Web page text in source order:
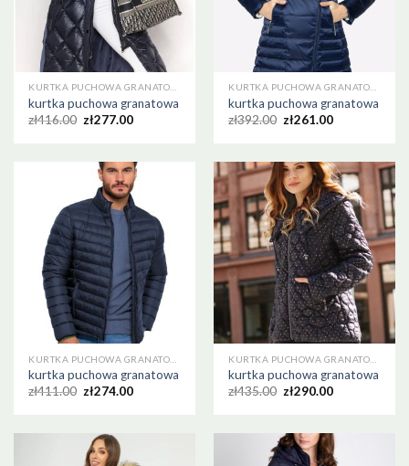
KURTKA PUCHOWA GRANATOWA
kurtka puchowa granatowa
zł416.00 zł277.00
KURTKA PUCHOWA GRANATOWA
kurtka puchowa granatowa
zł392.00 zł261.00
kurtka puchowa granatowa
zł411.00 zł274.00
kurtka puchowa granatowa
zł435.00 zł290.00